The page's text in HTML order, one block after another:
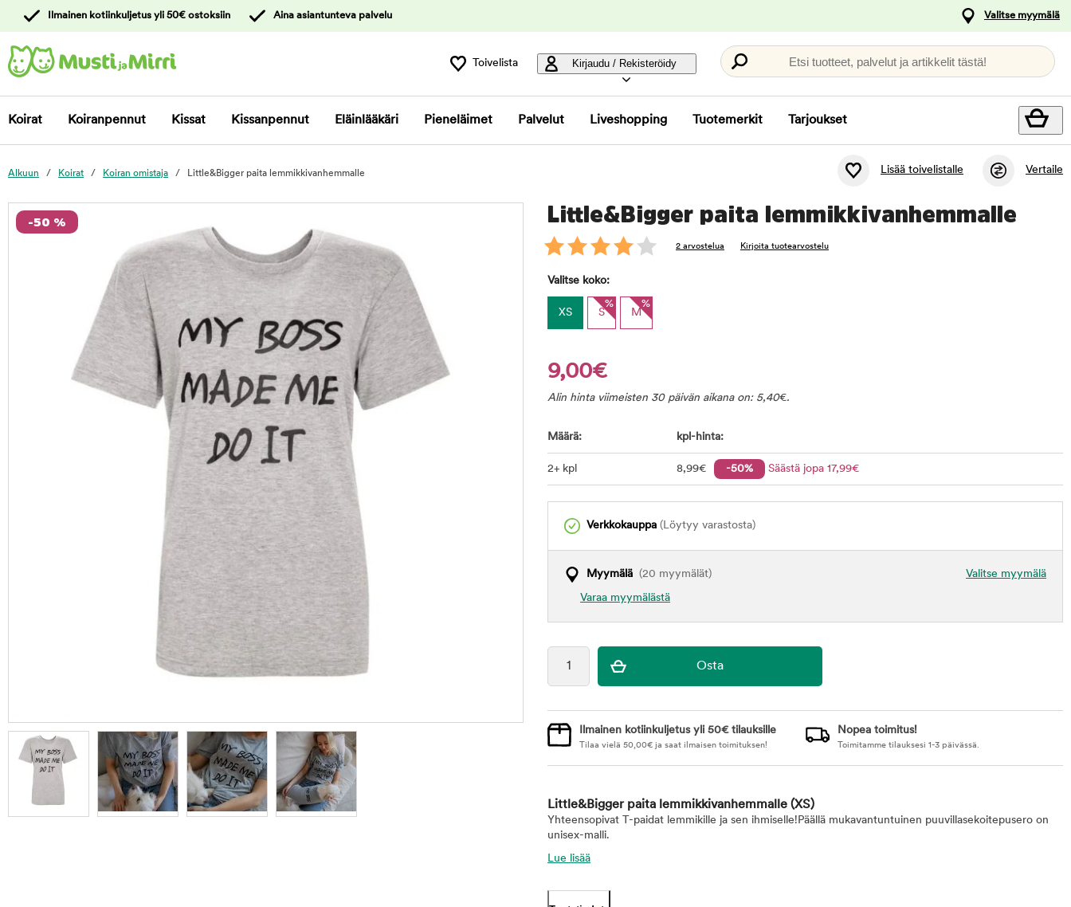
asiakaspalveluun
Ilmainen kotiinkuljetus yli 50€ ostoksiin Aina asiantunteva palvelu Valitse myymälä
Toivelista Kirjaudu / Rekisteröidy Etsi tuotteet, palvelut ja artikkelit tästä!
Koirat Koiranpennut Kissat Kissanpennut Eläinlääkäri Pieneläimet Palvelut Liveshopping Tuotemerkit Tarjoukset
Alkuun Koirat Koiran omistaja Little&Bigger paita lemmikkivanhemmalle Lisää toivelistalle Vertaile
Little&Bigger paita lemmikkivanhemmalle
2 arvostelua Kirjoita tuotearvostelu
-50 %
Valitse koko:
XS S
%
M
%
9,00€
Alin hinta viimeisten 30 päivän aikana on: 5,40€.
Määrä: kpl-hinta:
2+ kpl 8,99€ -50% Säästä jopa 17,99€
Verkkokauppa (Löytyy varastosta)
Valitse myymälä
Myymälä (20 myymälät)
Varaa myymälästä
foo
Ilmainen kotiinkuljetus yli 50€ tilauksille
Tilaa vielä 50,00€ ja saat ilmaisen toimituksen!
Nopea toimitus!
Toimitamme tilauksesi 1-3 päivässä.
Little&Bigger paita lemmikkivanhemmalle (XS)
Yhteensopivat T-paidat lemmikille ja sen ihmiselle!Päällä mukavantuntuinen puuvillasekoitepusero on
unisex-malli.
Lue lisää